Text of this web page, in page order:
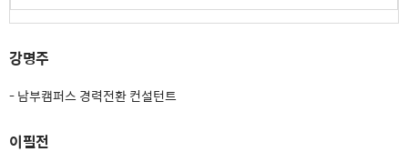
강명주
- 남부캠퍼스 경력전환 컨설턴트
이필전